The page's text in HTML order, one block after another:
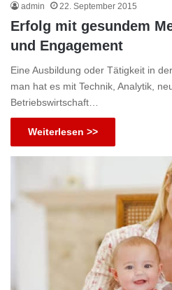
admin 22. September 2015
Erfolg mit gesundem
und Engagement
Eine Ausbildung oder Tätigkeit in
man hat es mit Technik, Analytik,
Betriebswirtschaft…
Weiterlesen >>